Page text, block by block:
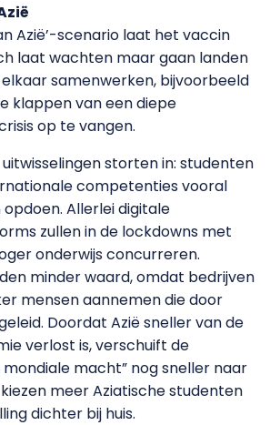
Azië’-scenario laat het vaccin
laat wachten maar gaan landen
samenwerken, bijvoorbeeld
klappen van een diepe
op te vangen.
storten in: studenten
competenties vooral
Allerlei digitale
zullen in de lockdowns met
onderwijs concurreren.
minder waard, omdat bedrijven
mensen aannemen die door
Doordat Azië sneller van de
verlost is, verschuift de
macht” nog sneller naar
meer Aziatische studenten
dichter bij huis.